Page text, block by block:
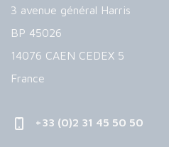
3 avenue général Harris
BP 45026
14076 CAEN CEDEX 5
France
+33 (0)2 31 45 50 50